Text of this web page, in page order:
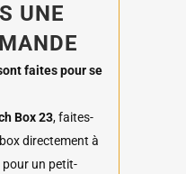
UNE
faites pour se
Box 23, faites-
directement à
pour un petit-